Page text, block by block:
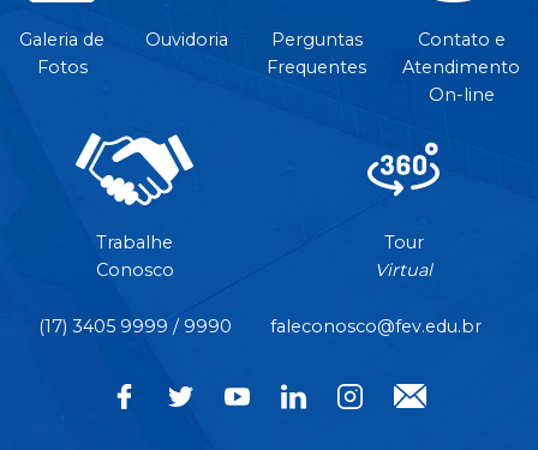
Galeria de
Fotos
Ouvidoria
Perguntas
Frequentes
Contato e
Atendimento
On-line
Trabalhe
Conosco
Tour
Virtual
(17) 3405 9999 / 9990 faleconosco@fev.edu.br